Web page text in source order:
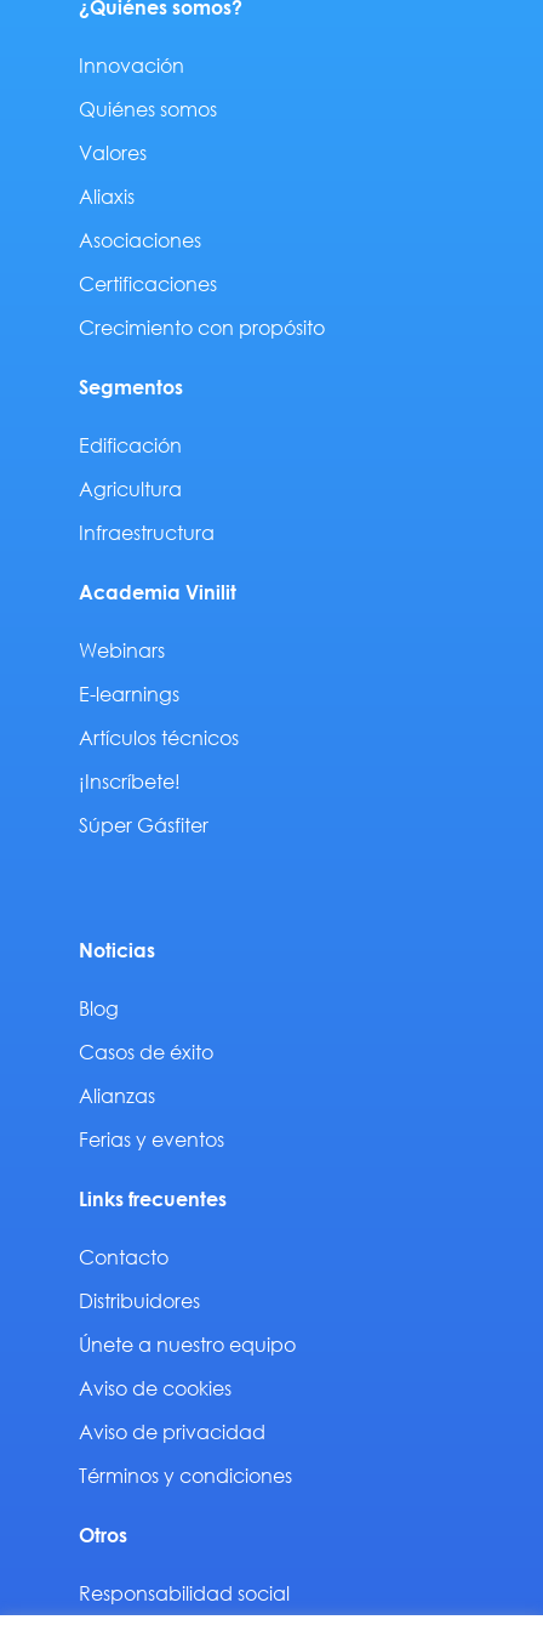
¿Quiénes somos?
Innovación
Quiénes somos
Valores
Aliaxis
Asociaciones
Certificaciones
Crecimiento con propósito
Segmentos
Edificación
Agricultura
Infraestructura
Academia Vinilit
Webinars
E-learnings
Artículos técnicos
¡Inscríbete!
Súper Gásfiter
Noticias
Blog
Casos de éxito
Alianzas
Ferias y eventos
Links frecuentes
Contacto
Distribuidores
Únete a nuestro equipo
Aviso de cookies
Aviso de privacidad
Términos y condiciones
Otros
Responsabilidad social